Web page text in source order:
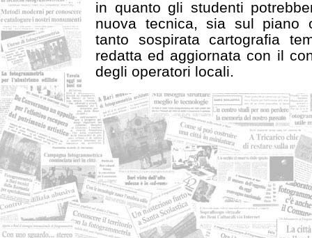
in quanto gli studenti
nuova tecnica, sia sul piano
tanto sospirata cartografia
redatta ed aggiornata con il
degli operatori locali.